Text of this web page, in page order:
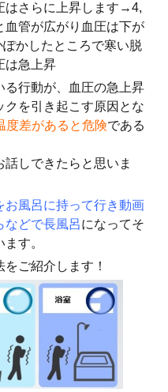
はさらに上昇します→4,
血管が広がり血圧は下が
かしたところで寒い脱
は急上昇
る行動が、血圧の急上昇
を引き起こす原因とな
差があると危険である
しできたらと思いま
お風呂に持って行き動画
などで長風呂になってそ
す。
ご紹介します！